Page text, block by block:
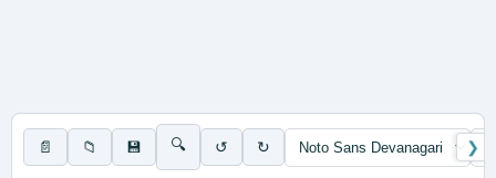
📄 📁 💾 🔍 ↺ ↻ ❯